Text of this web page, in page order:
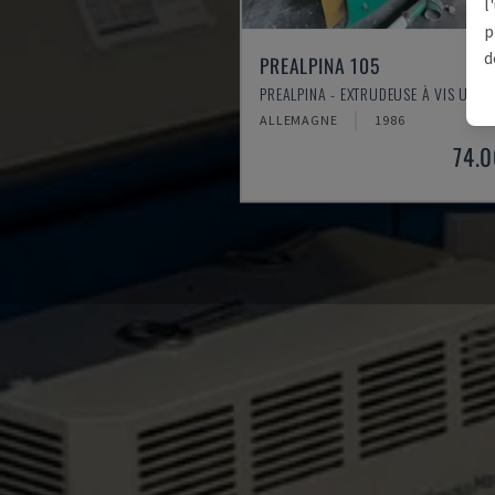
PREALPINA 105
PREALPINA - EXTRUDEUSE À VIS UNIQUE
ALLEMAGNE 1986